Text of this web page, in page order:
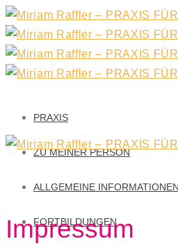
PRAXIS
ZU MEINER PERSON
ALLGEMEINE INFORMATIONEN
FORTBILDUNGEN
Impressum